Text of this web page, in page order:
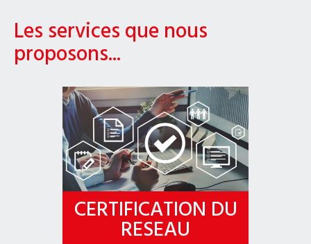
Les services que nous
proposons...
CERTIFICATION DU
RESEAU